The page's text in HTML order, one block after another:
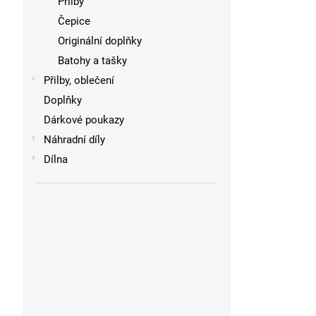
Čepice
Originální doplňky
Batohy a tašky
Přilby, oblečení
Doplňky
Dárkové poukazy
Náhradní díly
Dílna